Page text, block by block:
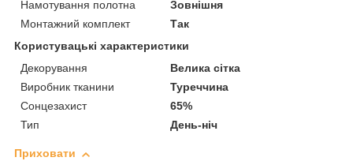
Намотування полотна
Зовнішня
Монтажний комплект
Так
Користувацькі характеристики
Декорування
Велика сітка
Виробник тканини
Туреччина
Сонцезахист
65%
Тип
День-ніч
Приховати